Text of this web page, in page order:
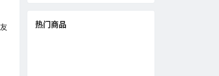
热门商品